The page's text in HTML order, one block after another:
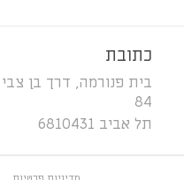
כתובת
בית פנורמה, דרך בן צבי
84
תל אביב 6810431